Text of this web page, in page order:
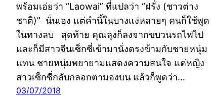
พร้อมเอ่ยว่า “Laowai” ที่แปลว่า “ฝรั่ง (ชาวต่าง
ชาติ)” นั่นเอง แต่คำนี้ในบางแง่หลายๆ คนก็ใช้พูด
ในทางลบ สุดท้าย คุณลุงก็ลงจากขบวนรถไฟไป
และก็มีสาวจีนเซ็กซี่เข้ามานั่งตรงข้ามกับชายหนุ่ม
แทน ชายหนุ่มพยายามแสดงความสนใจ แต่หญิง
สาวเซ็กซี่กลับกลอกตามองบน แล้วก็พูดว่า…
03/07/2018